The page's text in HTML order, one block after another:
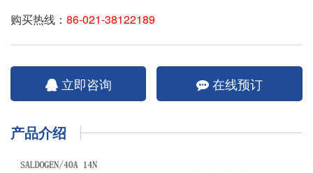
购买热线： 86-021-38122189
立即咨询 在线预订
产品介绍